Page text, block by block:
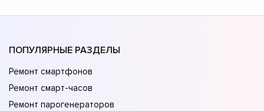
ПОПУЛЯРНЫЕ РАЗДЕЛЫ
Ремонт смартфонов
Ремонт смарт-часов
Ремонт парогенераторов